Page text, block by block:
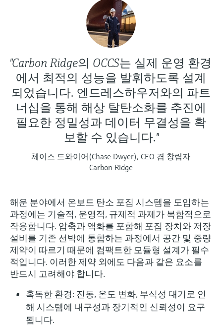
"Carbon Ridge의 OCCS는 실제 운영 환경
에서 최적의 성능을 발휘하도록 설계
되었습니다. 엔드레스하우저와의 파트
너십을 통해 해상 탈탄소화를 추진에
필요한 정밀성과 데이터 무결성을 확
보할 수 있습니다."
체이스 드와이어(Chase Dwyer), CEO 겸 창립자
Carbon Ridge
해운 분야에서 온보드 탄소 포집 시스템을 도입하는
과정에는 기술적, 운영적, 규제적 과제가 복합적으로
작용합니다. 압축과 액화를 포함해 포집 장치와 저장
설비를 기존 선박에 통합하는 과정에서 공간 및 중량
제약이 따르기 때문에 컴팩트한 모듈형 설계가 필수
적입니다. 이러한 제약 외에도 다음과 같은 요소를
반드시 고려해야 합니다.
혹독한 환경: 진동, 온도 변화, 부식성 대기로 인
해 시스템에 내구성과 장기적인 신뢰성이 요구
됩니다.